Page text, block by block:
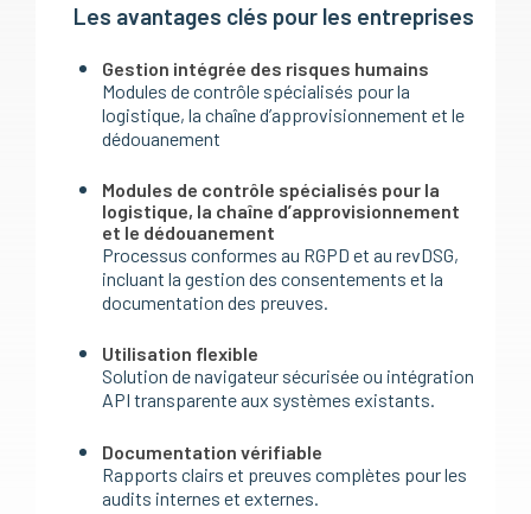
Les avantages clés pour les entreprises
Gestion intégrée des risques humains
Modules de contrôle spécialisés pour la
logistique, la chaîne d’approvisionnement et le
dédouanement
Modules de contrôle spécialisés pour la
logistique, la chaîne d’approvisionnement
et le dédouanement
Processus conformes au RGPD et au revDSG,
incluant la gestion des consentements et la
documentation des preuves.
Utilisation flexible
Solution de navigateur sécurisée ou intégration
API transparente aux systèmes existants.
Documentation vérifiable
Rapports clairs et preuves complètes pour les
audits internes et externes.